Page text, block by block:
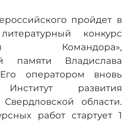
пройдет в
конкурс
Командора»,
памяти Владислава
оператором вновь
Институт развития
Свердловской области.
работ стартует 1